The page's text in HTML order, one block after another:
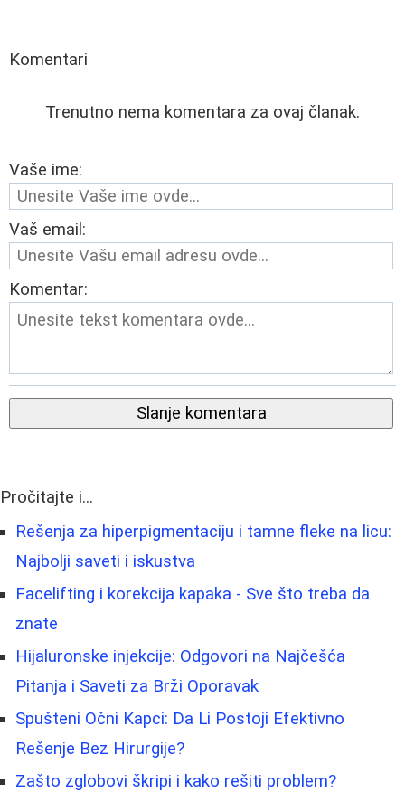
Komentari
Trenutno nema komentara za ovaj članak.
Vaše ime:
Vaš email:
Komentar:
Slanje komentara
Pročitajte i...
Rešenja za hiperpigmentaciju i tamne fleke na licu:
Najbolji saveti i iskustva
Facelifting i korekcija kapaka - Sve što treba da
znate
Hijaluronske injekcije: Odgovori na Najčešća
Pitanja i Saveti za Brži Oporavak
Spušteni Očni Kapci: Da Li Postoji Efektivno
Rešenje Bez Hirurgije?
Zašto zglobovi škripi i kako rešiti problem?